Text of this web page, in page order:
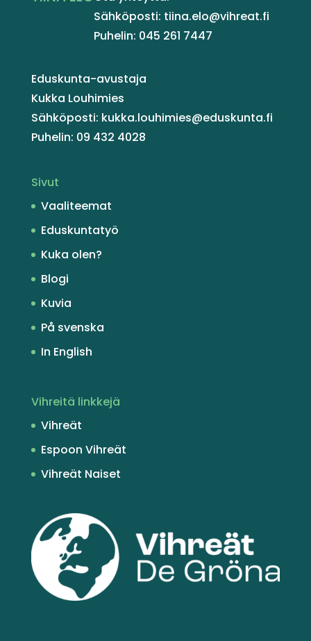
Sähköposti: tiina.elo@vihreat.fi
Puhelin: 045 261 7447
Eduskunta-avustaja
Kukka Louhimies
Sähköposti: kukka.louhimies@eduskunta.fi
Puhelin: 09 432 4028
Sivut
Vaaliteemat
Eduskuntatyö
Kuka olen?
Blogi
Kuvia
På svenska
In English
Vihreitä linkkejä
Vihreät
Espoon Vihreät
Vihreät Naiset